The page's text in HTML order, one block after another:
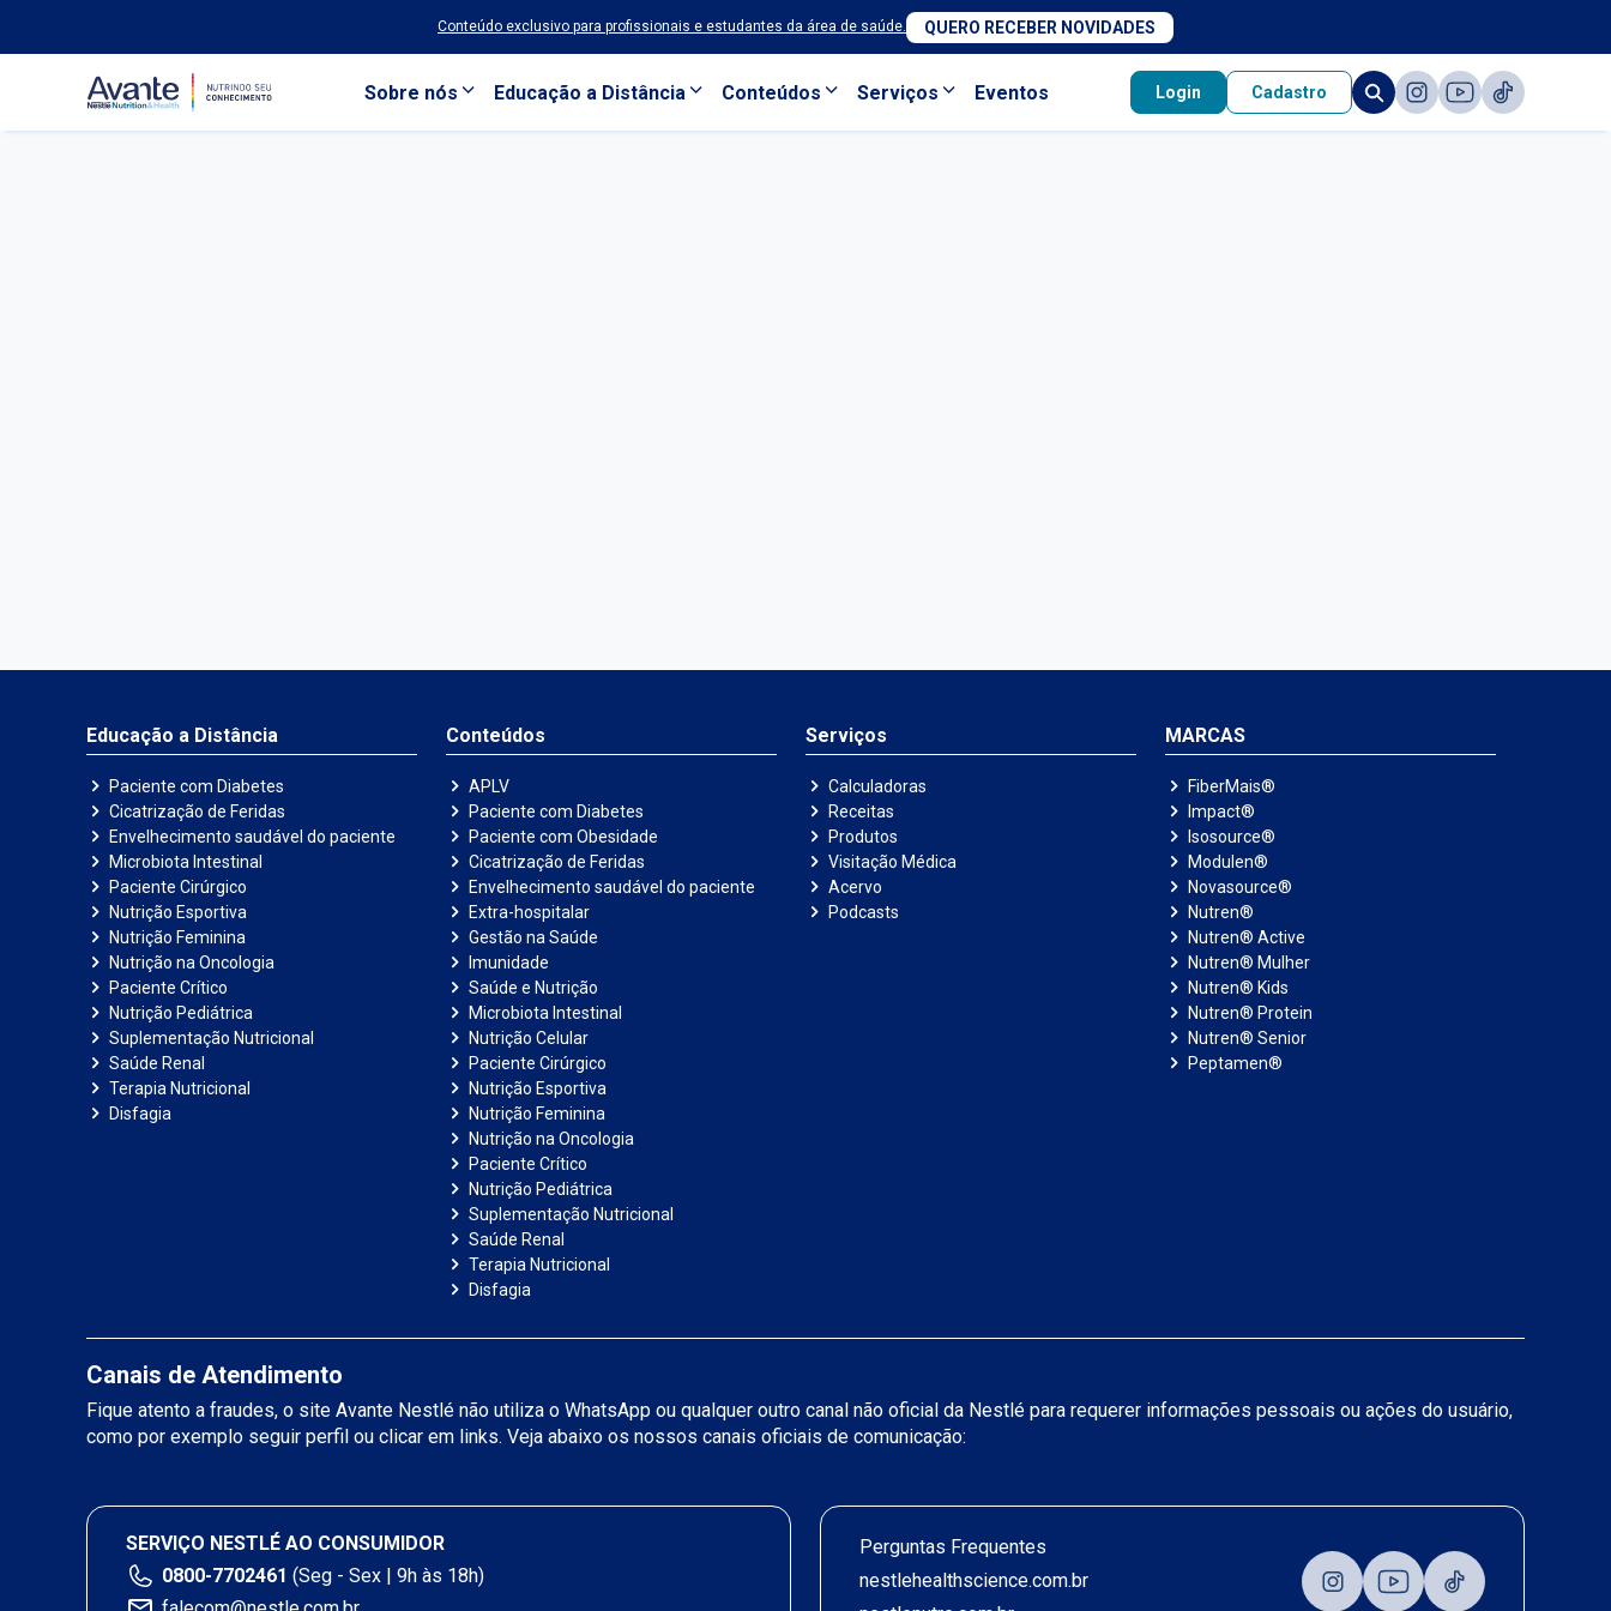
Conteúdo exclusivo para profissionais e estudantes da área de saúde. QUERO RECEBER NOVIDADES
Sobre nós Educação a Distância Conteúdos Serviços Eventos Login Cadastro
Educação a Distância
Paciente com Diabetes
Cicatrização de Feridas
Envelhecimento saudável do paciente
Microbiota Intestinal
Paciente Cirúrgico
Nutrição Esportiva
Nutrição Feminina
Nutrição na Oncologia
Paciente Crítico
Nutrição Pediátrica
Suplementação Nutricional
Saúde Renal
Terapia Nutricional
Disfagia
Conteúdos
APLV
Paciente com Diabetes
Paciente com Obesidade
Cicatrização de Feridas
Envelhecimento saudável do paciente
Extra-hospitalar
Gestão na Saúde
Imunidade
Saúde e Nutrição
Microbiota Intestinal
Nutrição Celular
Paciente Cirúrgico
Nutrição Esportiva
Nutrição Feminina
Nutrição na Oncologia
Paciente Crítico
Nutrição Pediátrica
Suplementação Nutricional
Saúde Renal
Terapia Nutricional
Disfagia
Serviços
Calculadoras
Receitas
Produtos
Visitação Médica
Acervo
Podcasts
MARCAS
FiberMais®
Impact®
Isosource®
Modulen®
Novasource®
Nutren®
Nutren® Active
Nutren® Mulher
Nutren® Kids
Nutren® Protein
Nutren® Senior
Peptamen®
Canais de Atendimento
Fique atento a fraudes, o site Avante Nestlé não utiliza o WhatsApp ou qualquer outro canal não oficial da Nestlé para requerer informações pessoais ou ações do usuário,
como por exemplo seguir perfil ou clicar em links. Veja abaixo os nossos canais oficiais de comunicação:
SERVIÇO NESTLÉ AO CONSUMIDOR
0800-7702461 (Seg - Sex | 9h às 18h)
Perguntas Frequentes
nestlehealthscience.com.br